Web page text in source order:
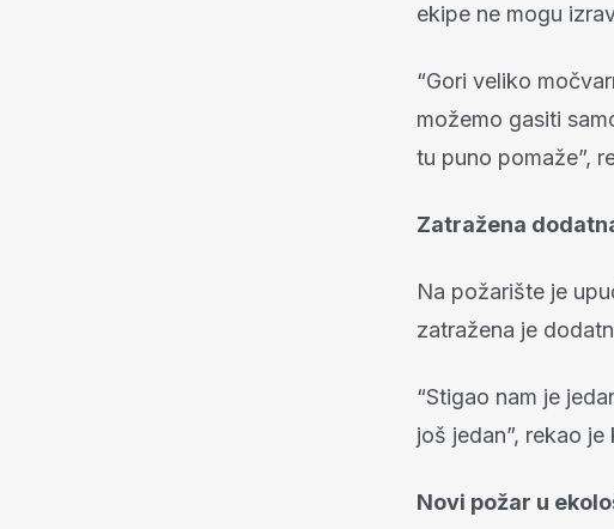
ekipe ne mogu
“Gori veliko
možemo gasiti
tu puno pomaže”,
Zatražena
Na požarište je
zatražena je
“Stigao nam je
još jedan”, rekao je
Novi požar u